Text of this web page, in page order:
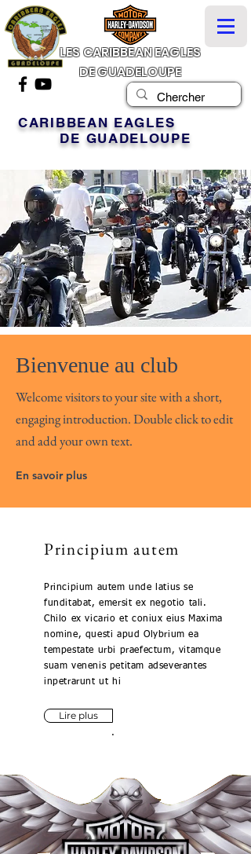
LES CARIBBEAN EAGLES
DE GUADELOUPE
CARIBBEAN EAGLES
DE GUADELOUPE
Bienvenue au club
Welcome visitors to your site with a short,
engaging introduction. Double click to edit
and add your own text.
En savoir plus
Principium autem
Principium autem unde latius se
funditabat, emersit ex negotio tali.
Chilo ex vicario et coniux eius Maxima
nomine, questi apud Olybrium ea
tempestate urbi praefectum, vitamque
suam venenis petitam adseverantes
inpetrarunt ut hi
Lire plus